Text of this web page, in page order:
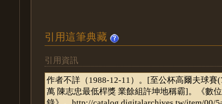
引用這筆典藏
引用資訊